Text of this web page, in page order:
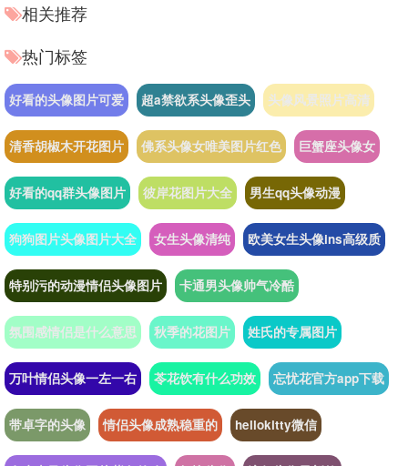
相关推荐
热门标签
好看的头像图片可爱 超a禁欲系头像歪头 头像风景照片高清
清香胡椒木开花图片 佛系头像女唯美图片红色 巨蟹座头像女
好看的qq群头像图片 彼岸花图片大全 男生qq头像动漫
狗狗图片头像图片大全 女生头像清纯 欧美女生头像ins高级质
特别污的动漫情侣头像图片 卡通男头像帅气冷酷
氛围感情侣是什么意思 秋季的花图片 姓氏的专属图片
万叶情侣头像一左一右 苓花饮有什么功效 忘忧花官方app下载
带卓字的头像 情侣头像成熟稳重的 hellokitty微信